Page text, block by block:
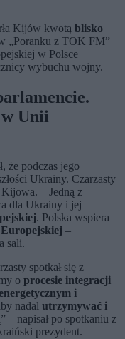
Kijów kwotą blisko
„Poranku z TOK FM”
w Polsce
wybuchu wojny.
Unii
że podczas jego
Ukrainy. Czarzasty
Kijowa. – Jedną z
dla Ukrainy i jej
. Polska wspiera
–
sali.
spotkał się z
o procesie integracji
i
nadal utrzymywać i
– napisał po spotkaniu z
prezydent.